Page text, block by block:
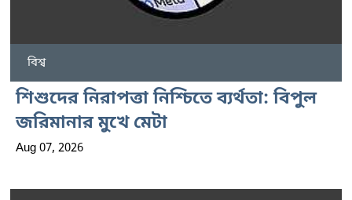
বিশ্ব
শিশুদের নিরাপত্তা নিশ্চিতে ব্যর্থতা: বিপুল
জরিমানার মুখে মেটা
Aug 07, 2026